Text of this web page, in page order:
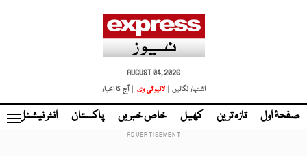
AUGUST 04, 2026
اشتہار لگائیں |
لائیو ٹی وی | آج کا اخبار
صفحۂ اول تازہ ترین کھیل خاص خبریں پاکستان انٹر نیشنل